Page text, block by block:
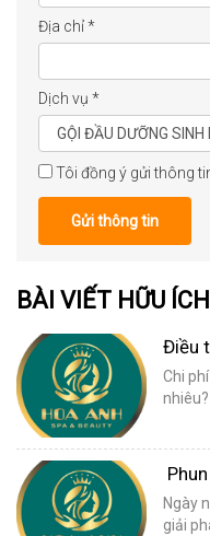
Địa chỉ*
Dịch vụ *
Tôi đồng ý gửi thông
Gửi thông tin
BÀI VIẾT HỮU ÍCH
Điều
Chi
Ngày
giải